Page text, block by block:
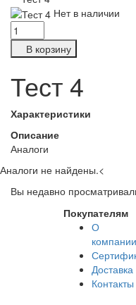
Нет в наличии
В корзину
Тест 4
Характеристики
Описание
Аналоги
Аналоги не найдены.<
Вы недавно
Покупателям
О
компании
Доставка
Контакты